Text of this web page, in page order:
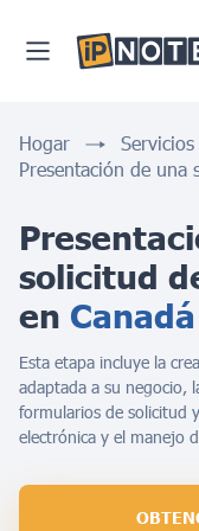
Hogar Servicios
Presentación de una
solicitud
en Canadá
Esta etapa incluye la
adaptada a su negocio,
formularios de solicitud
electrónica y el manejo